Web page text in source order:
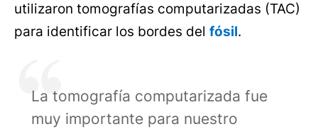
utilizaron tomografías computarizadas (TAC)
para identificar los bordes del fósil.
La tomografía computarizada fue
muy importante para nuestro